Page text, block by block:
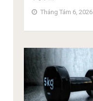
Tháng Tám 6, 2026